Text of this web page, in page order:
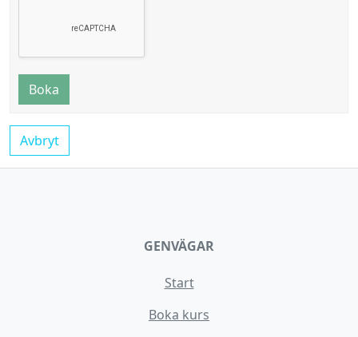
Boka
Avbryt
GENVÄGAR
Start
Boka kurs